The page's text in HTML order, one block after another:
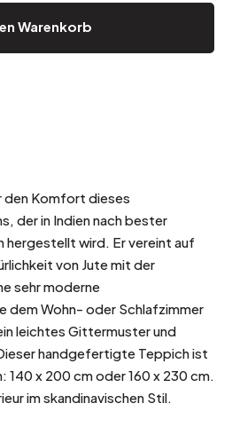
Warenkorb
den Komfort dieses
der in Indien nach bester
hergestellt wird. Er vereint auf
von Jute mit der
sehr moderne
dem Wohn- oder Schlafzimmer
leichtes Gittermuster und
handgefertigte Teppich ist
140 x 200 cm oder 160 x 230 cm.
im skandinavischen Stil.